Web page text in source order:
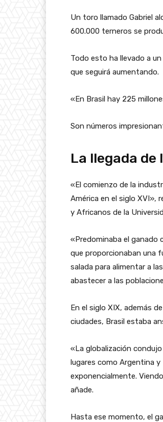
Un toro llamado Gabriel
600.000 terneros se
Todo esto ha llevado a
que seguirá aumentando.
«En Brasil hay 225
Son números
La llegada de
«El comienzo de la
América en el siglo XVI»,
y Africanos de la
«Predominaba el ganado
que proporcionaban una
salada para alimentar a
abastecer a las
En el siglo XIX, además
ciudades, Brasil estaba
«La globalización
lugares como Argentina
exponencialmente.
añade.
Hasta ese momento, el